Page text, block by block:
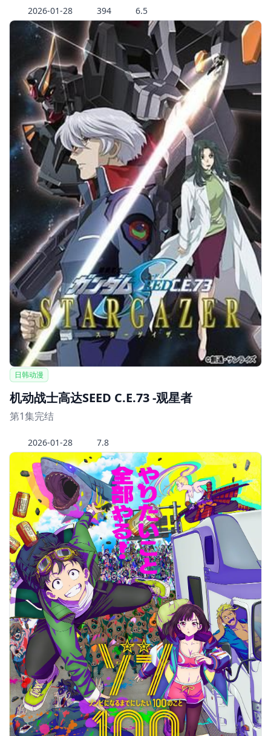
2026-01-28 394 6.5
日韩动漫
机动战士高达SEED C.E.73 -观星者
第1集完结
2026-01-28 7.8